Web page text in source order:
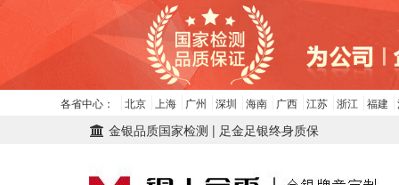
各省中心： 北京 上海 广州 深圳 海南 广西 江苏 浙江 福建
金银品质国家检测 | 足金足银终身质保